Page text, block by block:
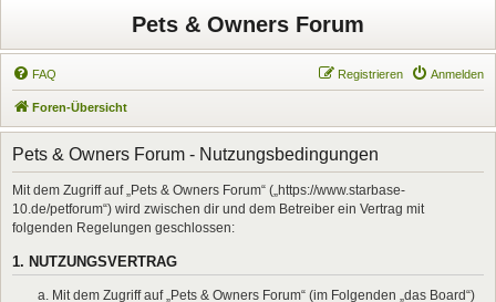
Pets & Owners Forum
FAQ Anmelden
Registrieren
Foren-Übersicht
Pets & Owners Forum - Nutzungsbedingungen
Mit dem Zugriff auf „Pets & Owners Forum“ („https://www.starbase-
10.de/petforum“) wird zwischen dir und dem Betreiber ein Vertrag mit
folgenden Regelungen geschlossen:
1. NUTZUNGSVERTRAG
Mit dem Zugriff auf „Pets & Owners Forum“ (im Folgenden „das Board“)